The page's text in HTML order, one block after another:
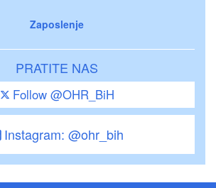
Zaposlenje
PRATITE NAS
Follow @OHR_BiH
Instagram: @ohr_bih